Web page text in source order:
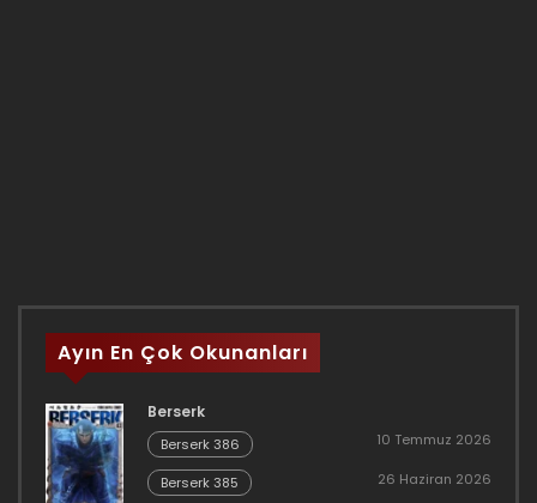
Ayın En Çok Okunanları
Berserk
Berserk 386 10 Temmuz 2026
Berserk 385 26 Haziran 2026